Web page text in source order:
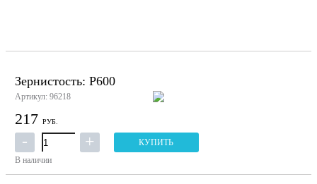
Зернистость: P600
Артикул: 96218
217 РУБ.
КУПИТЬ
В наличии